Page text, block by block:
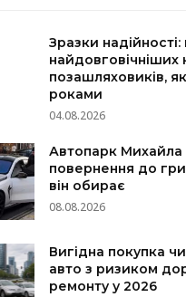
Зразки надійності:
найдовговічніших
позашляховиків,
роками
04.08.2026
Автопарк Михайла
повернення до
він обирає
08.08.2026
Вигідна покупка
авто з ризиком
ремонту у 2026